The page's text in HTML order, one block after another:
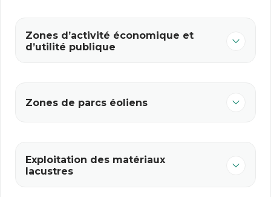
Zones d’activité économique et
d’utilité publique
Zones de parcs éoliens
Exploitation des matériaux
lacustres